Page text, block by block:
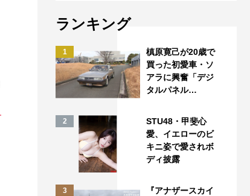
ランキング
1
槙原寛己が20歳で
買った初愛車・ソ
アラに興奮「デジ
タルパネル…
2
STU48・甲斐心
愛、イエローのビ
キニ姿で愛されボ
ディ披露
3
『アナザースカイ